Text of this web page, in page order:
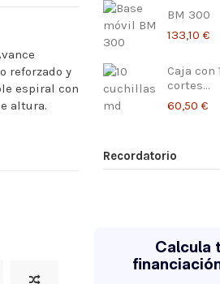
reforzado y
espiral con
altura.
BM 300
133,10 €
Caja
cortes...
60,50 €
Recordatorio